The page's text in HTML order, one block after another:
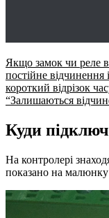
Якщо замок чи реле
постійне
короткий відрізок
“Залишаються
Куди
На контролері
показано на малюнку